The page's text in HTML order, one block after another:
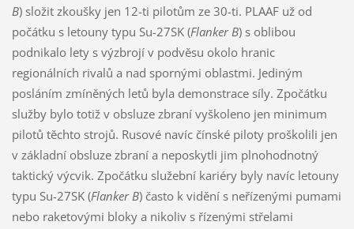
B) složit zkoušky jen 12-ti pilotům ze 30-ti. PLAAF už od
počátku s letouny typu Su-27SK (Flanker B) s oblibou
podnikalo lety s výzbrojí v podvěsu okolo hranic
regionálních rivalů a nad spornými oblastmi. Jediným
posláním zmíněných letů byla demonstrace síly. Zpočátku
služby bylo totiž v obsluze zbraní vyškoleno jen minimum
pilotů těchto strojů. Rusové navíc čínské piloty proškolili jen
v základní obsluze zbraní a neposkytli jim plnohodnotný
taktický výcvik. Zpočátku služební kariéry byly navíc letouny
typu Su-27SK (Flanker B) často k vidění s neřízenými pumami
nebo raketovými bloky a nikoliv s řízenými střelami